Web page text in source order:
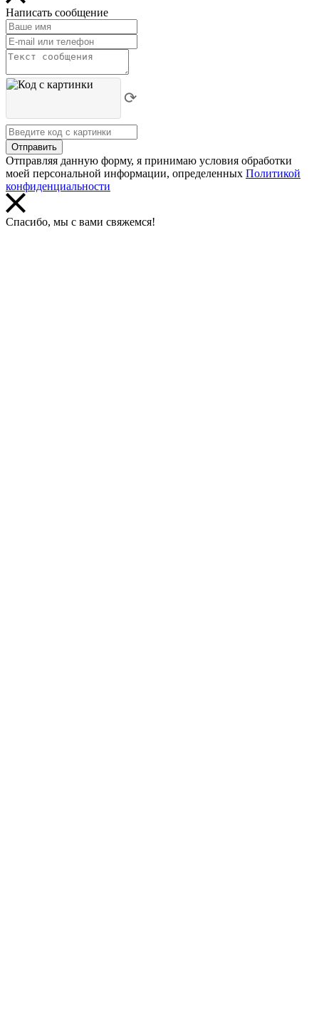
Написать сообщение
⟳
Отправить
Отправляя данную форму, я принимаю условия обработки
моей персональной информации, определенных Политикой
конфиденциальности
Спасибо, мы с вами свяжемся!